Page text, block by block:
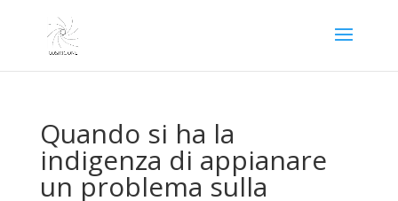
Quando si ha la
indigenza di appianare
un problema sulla